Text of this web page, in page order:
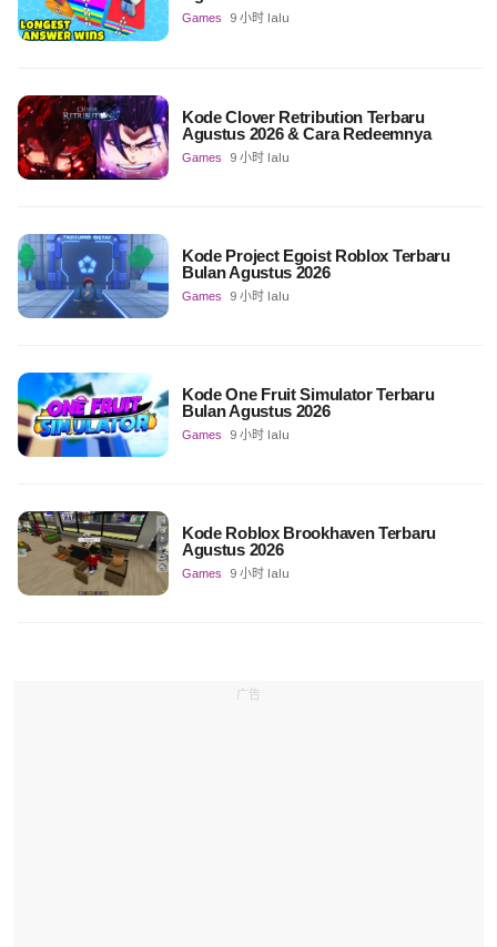
Games 9 小时 lalu
Kode Clover Retribution Terbaru
Agustus 2026 & Cara Redeemnya
Games 9 小时 lalu
Kode Project Egoist Roblox Terbaru
Bulan Agustus 2026
Games 9 小时 lalu
Kode One Fruit Simulator Terbaru
Bulan Agustus 2026
Games 9 小时 lalu
Kode Roblox Brookhaven Terbaru
Agustus 2026
Games 9 小时 lalu
广告